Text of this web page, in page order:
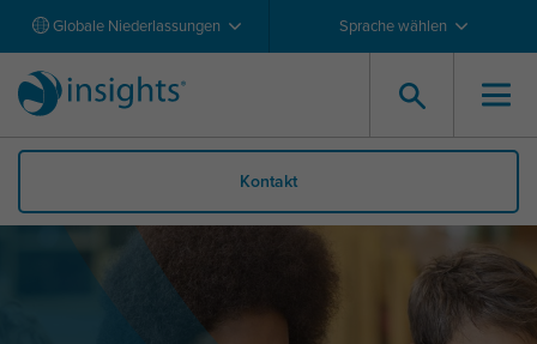
Globale Niederlassungen Sprache wählen
Kontakt